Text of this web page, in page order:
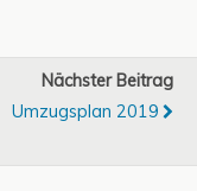
Nächster Beitrag
Umzugsplan 2019